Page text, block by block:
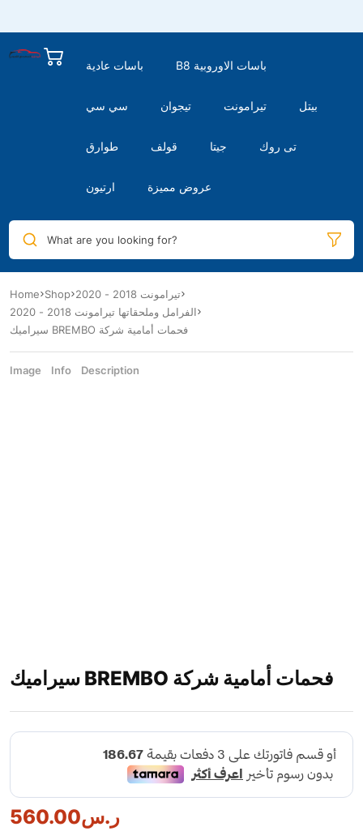
باسات عادية B8 باسات الاوروبية
سي سي تيجوان تيرامونت بيتل
طوارق قولف جيتا تى روك
ارتيون عروض مميزة
What are you looking for?
Home Shop
تيرامونت 2018 - 2020
الفرامل وملحقاتها تيرامونت 2018 - 2020
سيراميك BREMBO فحمات أمامية شركة
Image Info Description
سيراميك BREMBO فحمات أمامية شركة
ر.س560.00